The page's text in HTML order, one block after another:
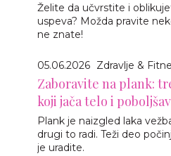
Želite da učvrstite i
uspeva? Možda pravite
ne znate!
05.06.2026 Zdravlje &
Zaboravite na plank:
koji jača telo i
Plank je naizgled laka
drugi to radi. Teži deo
je uradite.